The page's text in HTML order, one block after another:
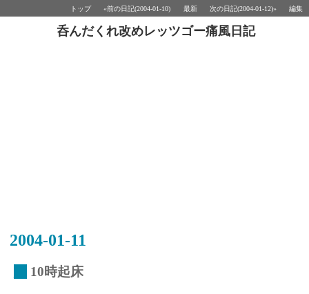
トップ «前の日記(2004-01-10) 最新 次の日記(2004-01-12)» 編集
呑んだくれ改めレッツゴー痛風日記
2004-01-11
10時起床